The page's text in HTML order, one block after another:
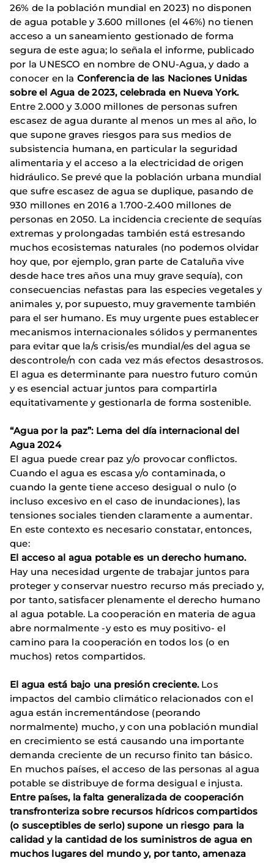
26% de la población mundial en 2023) no disponen
de agua potable y 3.600 millones (el 46%) no tienen
acceso a un saneamiento gestionado de forma
segura de este agua; lo señala el informe, publicado
por la UNESCO en nombre de ONU-Agua, y dado a
conocer en la Conferencia de las Naciones Unidas
sobre el Agua de 2023, celebrada en Nueva York.
Entre 2.000 y 3.000 millones de personas sufren
escasez de agua durante al menos un mes al año, lo
que supone graves riesgos para sus medios de
subsistencia humana, en particular la seguridad
alimentaria y el acceso a la electricidad de origen
hidráulico. Se prevé que la población urbana mundial
que sufre escasez de agua se duplique, pasando de
930 millones en 2016 a 1.700-2.400 millones de
personas en 2050. La incidencia creciente de sequías
extremas y prolongadas también está estresando
muchos ecosistemas naturales (no podemos olvidar
hoy que, por ejemplo, gran parte de Cataluña vive
desde hace tres años una muy grave sequía), con
consecuencias nefastas para las especies vegetales y
animales y, por supuesto, muy gravemente también
para el ser humano. Es muy urgente pues establecer
mecanismos internacionales sólidos y permanentes
para evitar que la/s crisis/es mundial/es del agua se
descontrole/n con cada vez más efectos desastrosos.
El agua es determinante para nuestro futuro común
y es esencial actuar juntos para compartirla
equitativamente y gestionarla de forma sostenible.
“Agua por la paz”: Lema del día internacional del
Agua 2024
El agua puede crear paz y/o provocar conflictos.
Cuando el agua es escasa y/o contaminada, o
cuando la gente tiene acceso desigual o nulo (o
incluso excesivo en el caso de inundaciones), las
tensiones sociales tienden claramente a aumentar.
En este contexto es necesario constatar, entonces,
que:
El acceso al agua potable es un derecho humano.
Hay una necesidad urgente de trabajar juntos para
proteger y conservar nuestro recurso más preciado y,
por tanto, satisfacer plenamente el derecho humano
al agua potable. La cooperación en materia de agua
abre normalmente -y esto es muy positivo- el
camino para la cooperación en todos los (o en
muchos) retos compartidos.
El agua está bajo una presión creciente.Los
impactos del cambio climático relacionados con el
agua están incrementándose (peorando
normalmente) mucho, y con una población mundial
en crecimiento se está causando una importante
demanda creciente de un recurso finito tan básico.
En muchos países, el acceso de las personas al agua
potable se distribuye de forma desigual e injusta.
Entre países, la falta generalizada de cooperación
transfronteriza sobre recursos hídricos compartidos
(o susceptibles de serlo) supone un riesgo para la
calidad y la cantidad de los suministros de agua en
muchos lugares del mundo y, por tanto, amenaza